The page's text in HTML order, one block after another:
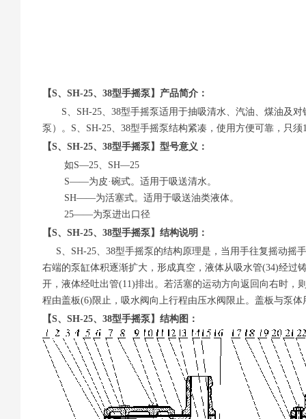
【S、SH-25、38型手摇泵】产品简介：
S、SH-25、38型手摇泵适用于抽吸清水、汽油、煤油及对
泵）。S、SH-25、38型手摇泵结构紧凑，使用方便可靠，只
【S、SH-25、38型手摇泵】型号意义：
如S—25、SH—25
S——为皮·碗式。适用于吸送清水。
SH——为活塞式。适用于吸送油类液体。
25——为泵进出口径
【S、SH-25、38型手摇泵】结构说明：
S、SH-25、38型手摇泵的结构原理是，当用手往复摇动摇
右端的泵缸体积逐渐扩大，形成真空，液体从吸水管(34)经过
开，液体经吐出管(11)排出。若活塞的运动方向返回向右时，
程由盖板(6)限止，吸水阀向上行程由压水阀限止。盖板与泵
【S、SH-25、38型手摇泵】结构图：